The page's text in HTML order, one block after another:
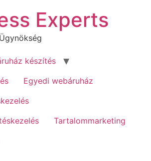
Experts
készítés
Egyedi webáruház
Tartalommarketing